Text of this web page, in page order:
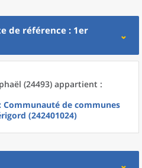
de référence : 1er
(24493) appartient :
Communauté de communes
(242401024)